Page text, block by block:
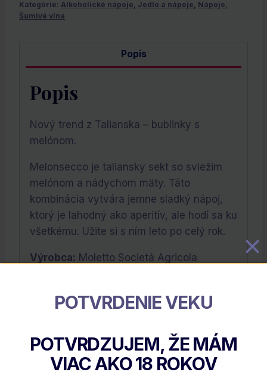
Kategórie: Alkoholické nápoje, Jedlo a nápoje, Nápoje,
Šumivé vína
Popis
Popis
Nový trend z Talianska – bublinky s
melónom.
Melonsecco je taliansky sekt so sviežim
melónom a nádychom mäty. Táto
kombinácia vytvára jemne sladký nápoj,
ktorý je lahodný ako aperitív, ale hodí sa ku
všetkému. Užite si s ním leto po celý rok.
Výrobca: Moletto Societá Agricola
Súvisiace Produkty
POTVRDENIE VEKU
POTVRDZUJEM, ŽE MÁM
VIAC AKO18 ROKOV